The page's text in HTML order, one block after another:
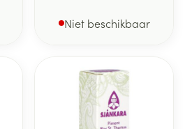
Niet beschikbaar